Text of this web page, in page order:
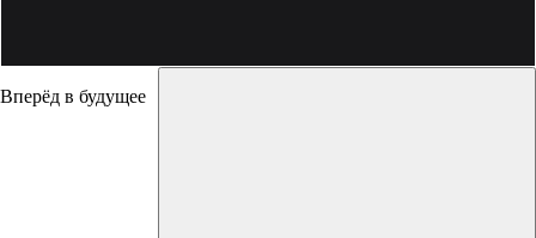
Вперёд в будущее